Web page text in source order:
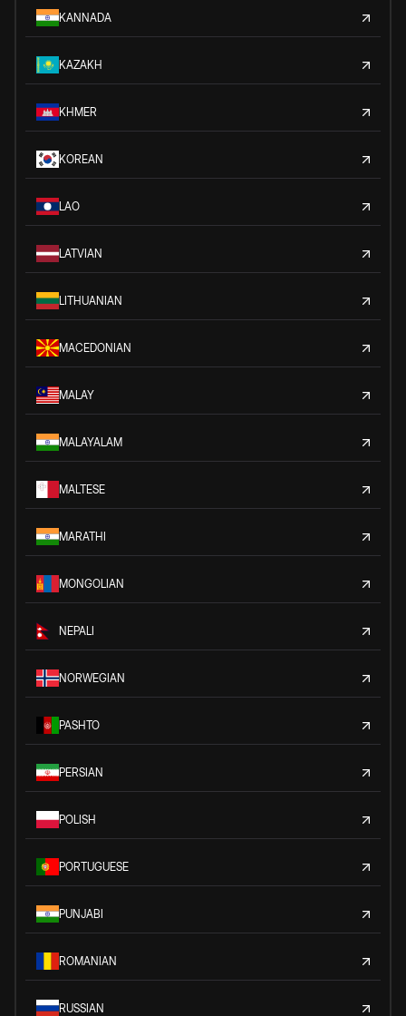
KANNADA
KAZAKH
KHMER
KOREAN
LAO
LATVIAN
LITHUANIAN
MACEDONIAN
MALAY
MALAYALAM
MALTESE
MARATHI
MONGOLIAN
NEPALI
NORWEGIAN
PASHTO
PERSIAN
POLISH
PORTUGUESE
PUNJABI
ROMANIAN
RUSSIAN